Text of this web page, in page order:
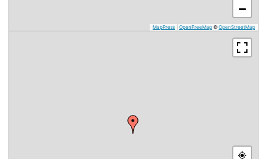
−
MapPress OpenFreeMap © OpenStreetMap